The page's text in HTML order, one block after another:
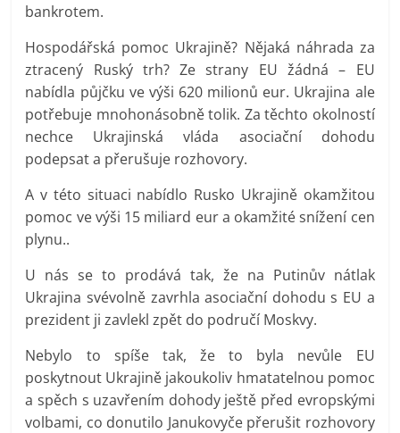
bankrotem.
Hospodářská pomoc Ukrajině? Nějaká náhrada za
ztracený Ruský trh? Ze strany EU žádná – EU
nabídla půjčku ve výši 620 milionů eur. Ukrajina ale
potřebuje mnohonásobně tolik. Za těchto okolností
nechce Ukrajinská vláda asociační dohodu
podepsat a přerušuje rozhovory.
A v této situaci nabídlo Rusko Ukrajině okamžitou
pomoc ve výši 15 miliard eur a okamžité snížení cen
plynu..
U nás se to prodává tak, že na Putinův nátlak
Ukrajina svévolně zavrhla asociační dohodu s EU a
prezident ji zavlekl zpět do područí Moskvy.
Nebylo to spíše tak, že to byla nevůle EU
poskytnout Ukrajině jakoukoliv hmatatelnou pomoc
a spěch s uzavřením dohody ještě před evropskými
volbami, co donutilo Janukovyče přerušit rozhovory